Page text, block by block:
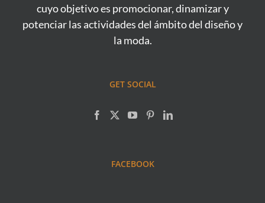
cuyo objetivo es promocionar, dinamizar y
potenciar las actividades del ámbito del diseño y
la moda.
GET SOCIAL
FACEBOOK